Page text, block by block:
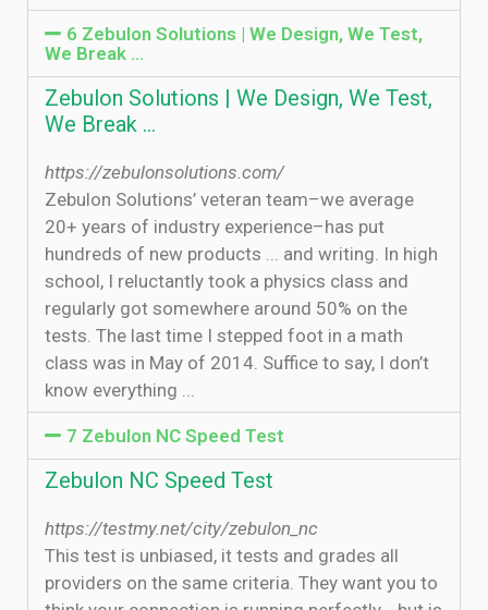
6 Zebulon Solutions | We Design, We Test,
We Break …
Zebulon Solutions | We Design, We Test,
We Break …
https://zebulonsolutions.com/
Zebulon Solutions’ veteran team–we average
20+ years of industry experience–has put
hundreds of new products ... and writing. In high
school, I reluctantly took a physics class and
regularly got somewhere around 50% on the
tests. The last time I stepped foot in a math
class was in May of 2014. Suffice to say, I don’t
know everything ...
7 Zebulon NC Speed Test
Zebulon NC Speed Test
https://testmy.net/city/zebulon_nc
This test is unbiased, it tests and grades all
providers on the same criteria. They want you to